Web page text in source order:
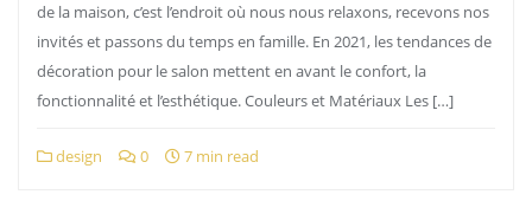
de la maison, c’est l’endroit où nous nous relaxons, recevons nos
invités et passons du temps en famille. En 2021, les tendances de
décoration pour le salon mettent en avant le confort, la
fonctionnalité et l’esthétique. Couleurs et Matériaux Les […]
design 0 7 min read